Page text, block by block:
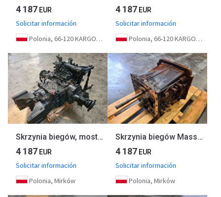
4 187 EUR
Solicitar información
Polonia, 66-120 KARGOWA
4 187 EUR
Solicitar información
Polonia, 66-120 KARGOWA
Skrzynia biegów, most tylny John Deere 5080M
4 187 EUR
Solicitar información
Polonia, Mirków
Skrzynia biegów Massey Ferguson 7616 1503B1
4 187 EUR
Solicitar información
Polonia, Mirków